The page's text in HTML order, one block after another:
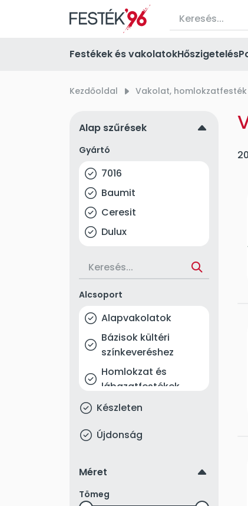
Festékek és vakolatokHőszigetelés
Kezdőoldal right_small Vakolat, homlokzatfesték
Alap szűrések up
Gyártó
7016
Baumit
Ceresit
Dulux
Héra
Kemikál
Polifarbe
Széria
Thermotek
Valmor
Alcsoport
Alapvakolatok
Bázisok kültéri
színkeveréshez
Homlokzat és
lábazatfestékek
Lábazati díszvakolat
vékonyvakolat
Szilikonos vakolat
Vakolatalapozó
Készleten
Újdonság
Méret up
Tömeg